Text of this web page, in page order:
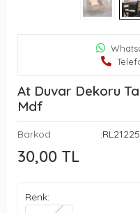
At Duvar Dekoru
Mdf
Barkod :RL21225
30,00 TL
Renk: